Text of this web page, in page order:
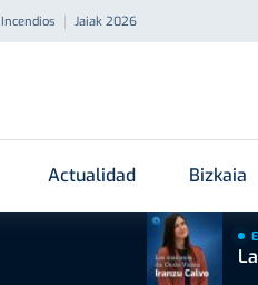
Incendios Jaiak 2026
Actualidad Bizkaia